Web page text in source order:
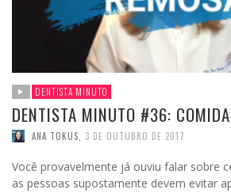
DENTISTA MINUTO
DENTISTA MINUTO #36:
ANA TOKUS, 3 DE OUTUBRO DE 2017
Você provavelmente já ouviu falar sobre
as pessoas supostamente devem evitar